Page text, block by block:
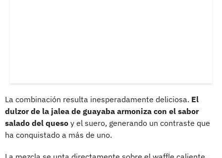
La combinación resulta inesperadamente deliciosa. El
dulzor de la jalea de guayaba armoniza con el sabor
salado del queso y el suero, generando un contraste que
ha conquistado a más de uno.